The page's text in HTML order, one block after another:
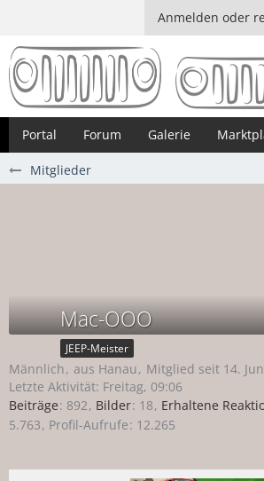
Anmelden oder
Portal Forum Galerie
Mitglieder
Mac-OOO
JEEP-Meister
Männlich aus Hanau
Mitglied seit 14.
Letzte Aktivität: Freitag, 09:06
Beiträge 892 Bilder 18 Erhaltene
5.763 Profil-Aufrufe 12.265